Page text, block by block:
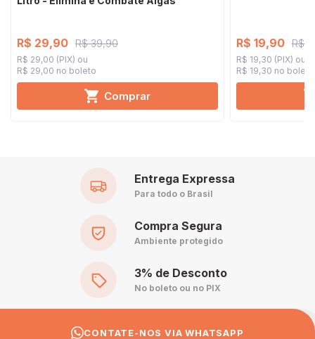
R$ 39,90
R$ 29,90
R$ 29,00 (PIX)
R$ 29,00 no boleto
Comprar
R$
R$ 19,90
R$ 19,30 (PIX)
R$ 19,30 no boleto
CONTATE-NOS VIA WHATSAPP
Entrega Expressa
Para todo o Brasil
Compra Segura
Ambiente protegido
3% de Desconto
No boleto ou no PIX